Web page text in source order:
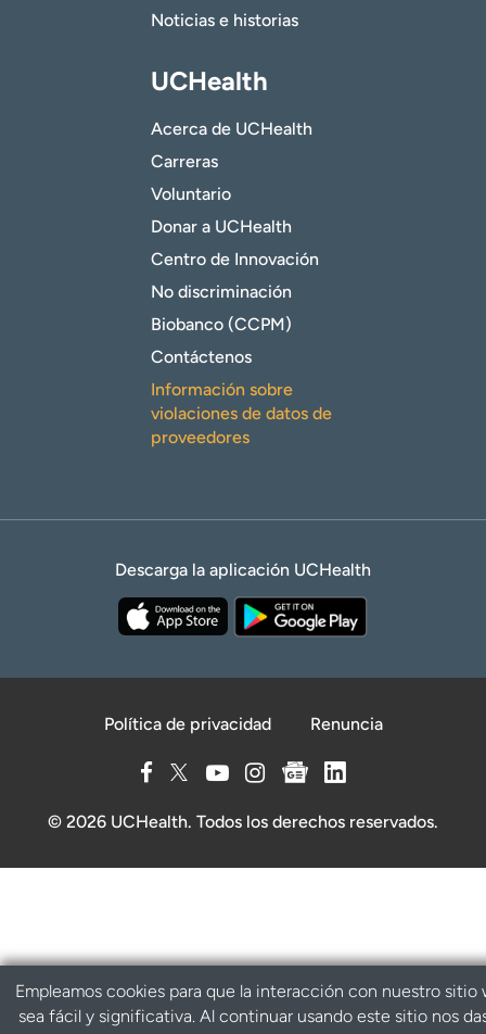
Noticias e historias
UCHealth
Acerca de UCHealth
Carreras
Voluntario
Donar a UCHealth
Centro de Innovación
No discriminación
Biobanco (CCPM)
Contáctenos
Información sobre
violaciones de datos de
proveedores
Descarga la aplicación UCHealth
Política de privacidad Renuncia
© 2026 UCHealth. Todos los derechos reservados.
Empleamos cookies para que la interacción con nuestro sitio
sea fácil y significativa. Al continuar usando este sitio nos